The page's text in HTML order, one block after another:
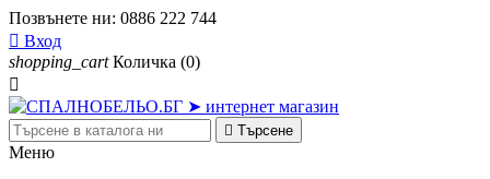
Позвънете ни: 0886 222 744
 Вход
shopping_cart Количка (0)

 Търсене
Меню